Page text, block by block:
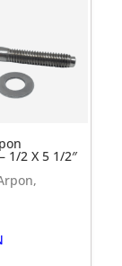
1/2 X 5 1/2″